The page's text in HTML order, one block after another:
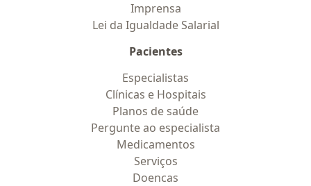
Imprensa
Lei da Igualdade Salarial
Pacientes
Especialistas
Clínicas e Hospitais
Planos de saúde
Pergunte ao especialista
Medicamentos
Serviços
Doencas